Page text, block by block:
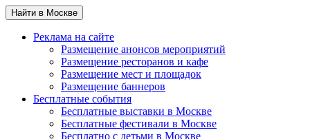
Найти в Москве
Реклама на сайте
Размещение анонсов мероприятий
Размещение ресторанов и кафе
Размещение мест и площадок
Размещение баннеров
Бесплатные события
Бесплатные выставки в Москве
Бесплатные фестивали в Москве
Бесплатно с детьми в Москве